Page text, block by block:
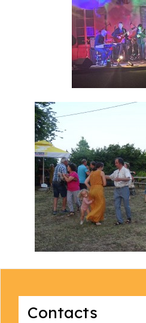
Contacts